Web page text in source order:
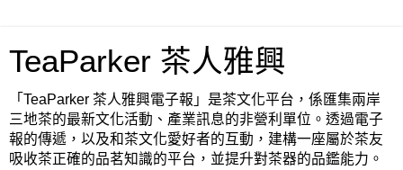
TeaParker 茶人雅興
「TeaParker 茶人雅興電子報」是茶文化平台，係匯集兩岸
三地茶的最新文化活動、產業訊息的非營利單位。透過電子
報的傳遞，以及和茶文化愛好者的互動，建構一座屬於茶友
吸收茶正確的品茗知識的平台，並提升對茶器的品鑑能力。